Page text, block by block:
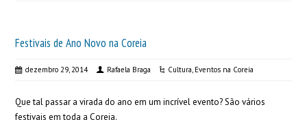
Festivais de Ano Novo na Coreia
dezembro 29, 2014 Rafaela Braga Cultura, Eventos na Coreia
Que tal passar a virada do ano em um incrível evento? São vários
festivais em toda a Coreia.